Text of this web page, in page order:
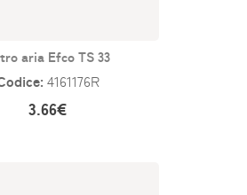
aria Efco TS 33
4161176R
3.66€